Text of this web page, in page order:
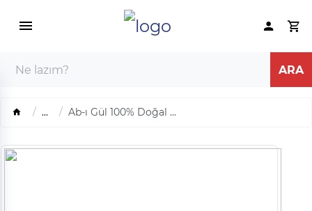
... Ab-ı Gül 100% Doğal ...